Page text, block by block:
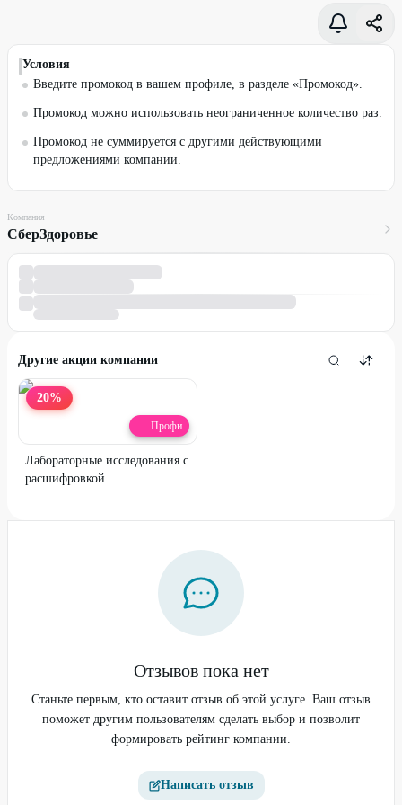
Условия
Введите промокод в вашем профиле, в разделе «Промокод».
Промокод можно использовать неограниченное количество раз.
Промокод не суммируется с другими действующими
предложениями компании.
Компания
СберЗдоровье
Другие акции компании
20%
Профи
Лабораторные исследования с
расшифровкой
Отзывов пока нет
Станьте первым, кто оставит отзыв об этой услуге. Ваш отзыв
поможет другим пользователям сделать выбор и позволит
формировать рейтинг компании.
Написать отзыв